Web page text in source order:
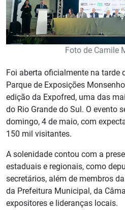
Foto de Camile
Foi aberta oficialmente na tarde
Parque de Exposições
edição da Expofred, uma das
do Rio Grande do Sul. O evento
domingo, 4 de maio, com
150 mil visitantes.
A solenidade contou com a
estaduais e regionais, como
secretários, além de membros
da Prefeitura Municipal, da
expositores e lideranças locais.